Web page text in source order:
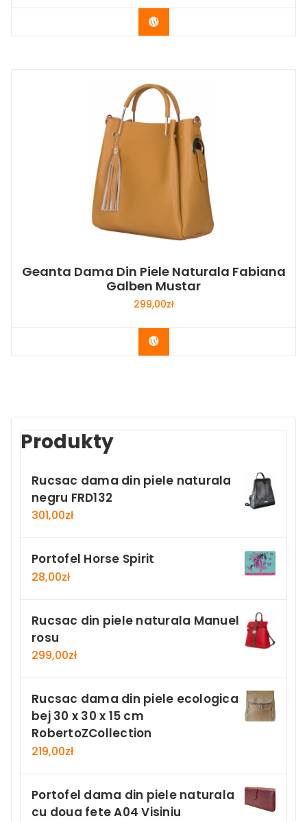
Buy Now
Geanta Dama Din Piele Naturala Fabiana
Galben Mustar
299,00zł
Buy Now
Produkty
Rucsac dama din piele naturala
negru FRD132
301,00zł
Portofel Horse Spirit
28,00zł
Rucsac din piele naturala Manuel
rosu
299,00zł
Rucsac dama din piele ecologica
bej 30 x 30 x 15 cm
RobertoZCollection
219,00zł
Portofel dama din piele naturala
cu doua fete A04 Visiniu